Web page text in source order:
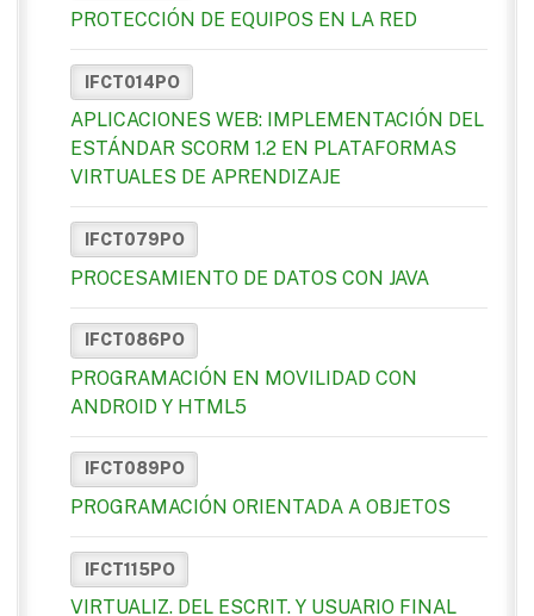
PROTECCIÓN DE EQUIPOS EN LA RED
IFCT014PO
APLICACIONES WEB: IMPLEMENTACIÓN DEL
ESTÁNDAR SCORM 1.2 EN PLATAFORMAS
VIRTUALES DE APRENDIZAJE
IFCT079PO
PROCESAMIENTO DE DATOS CON JAVA
IFCT086PO
PROGRAMACIÓN EN MOVILIDAD CON
ANDROID Y HTML5
IFCT089PO
PROGRAMACIÓN ORIENTADA A OBJETOS
IFCT115PO
VIRTUALIZ. DEL ESCRIT. Y USUARIO FINAL